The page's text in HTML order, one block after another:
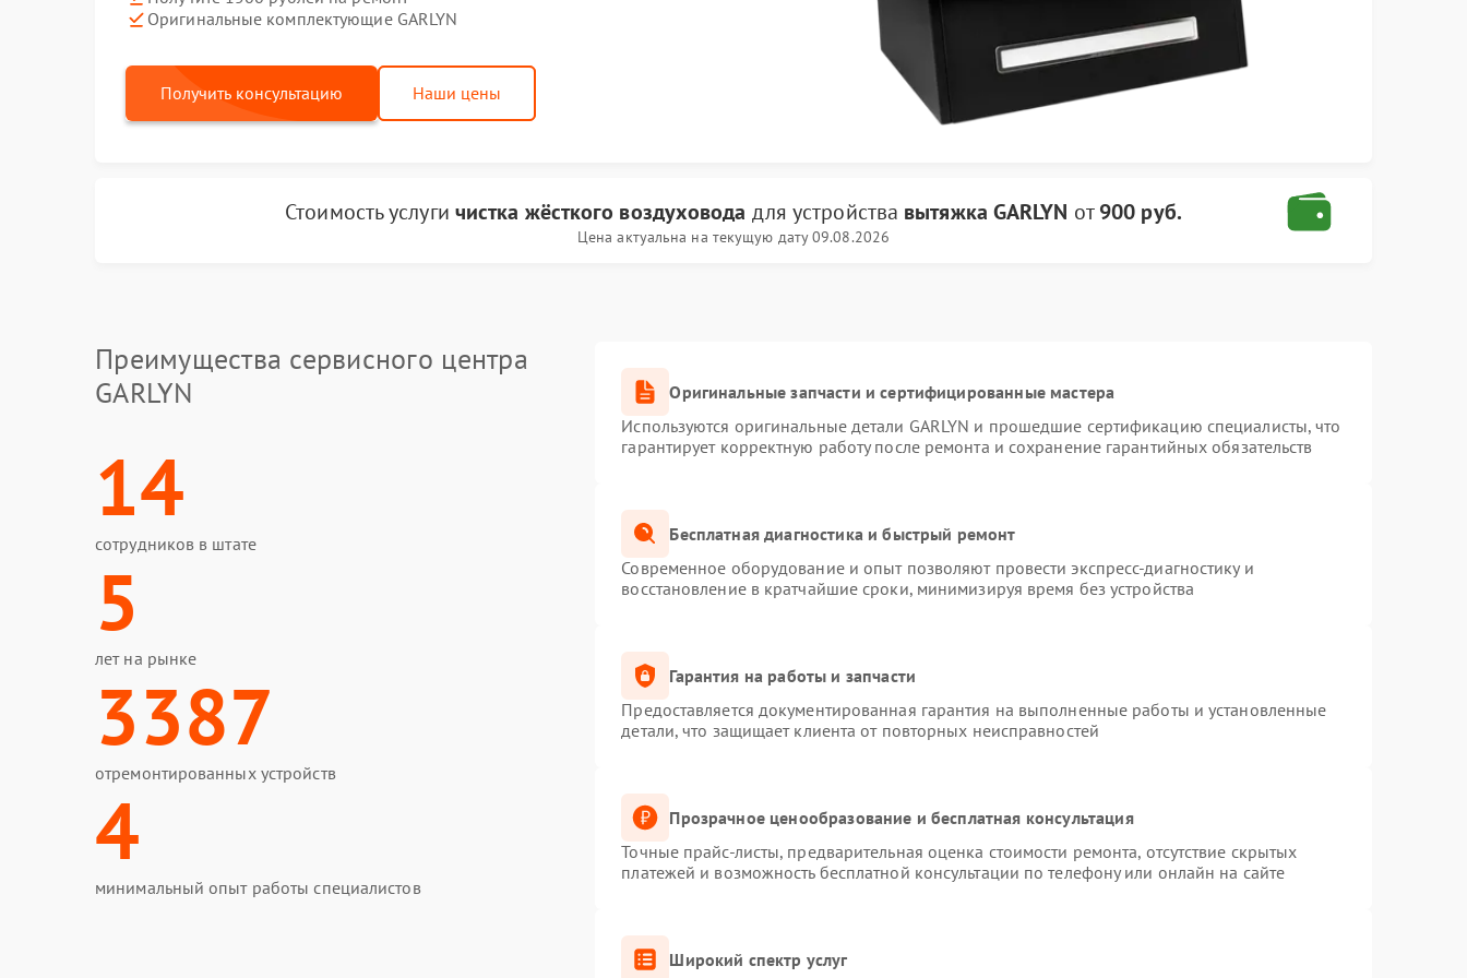
Оригинальные комплектующие GARLYN
Получить консультацию Наши цены
Стоимость услуги чистка жёсткого воздуховода для устройства вытяжка GARLYN от900 руб.
Цена актуальна на текущую дату 09.08.2026
Преимущества сервисного центра
GARLYN
14
сотрудников в штате
5
лет на рынке
3387
отремонтированных устройств
4
минимальный опыт работы специалистов
Оригинальные запчасти и сертифицированные мастера
Используются оригинальные детали GARLYN и прошедшие сертификацию специалисты, что
гарантирует корректную работу после ремонта и сохранение гарантийных обязательств
Бесплатная диагностика и быстрый ремонт
Современное оборудование и опыт позволяют провести экспресс-диагностику и
восстановление в кратчайшие сроки, минимизируя время без устройства
Гарантия на работы и запчасти
Предоставляется документированная гарантия на выполненные работы и установленные
детали, что защищает клиента от повторных неисправностей
Прозрачное ценообразование и бесплатная консультация
Точные прайс-листы, предварительная оценка стоимости ремонта, отсутствие скрытых
платежей и возможность бесплатной консультации по телефону или онлайн на сайте
Широкий спектр услуг